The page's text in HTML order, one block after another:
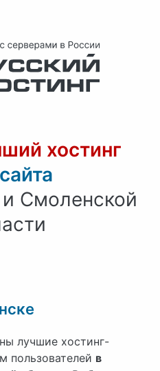
хостинг
Смоленской
лучшие хостинг-
пользователей в